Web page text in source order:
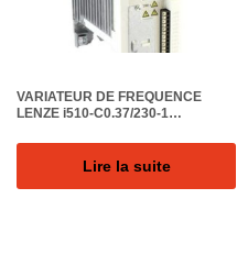
VARIATEUR DE FREQUENCE
LENZE i510-C0.37/230-1
Lire la suite